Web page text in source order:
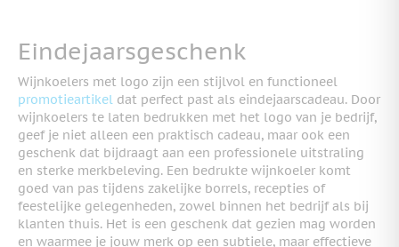
Eindejaarsgeschenk
Wijnkoelers met logo zijn een stijlvol en functioneel
promotieartikel dat perfect past als eindejaarscadeau. Door
wijnkoelers te laten bedrukken met het logo van je bedrijf,
geef je niet alleen een praktisch cadeau, maar ook een
geschenk dat bijdraagt aan een professionele uitstraling
en sterke merkbeleving. Een bedrukte wijnkoeler komt
goed van pas tijdens zakelijke borrels, recepties of
feestelijke gelegenheden, zowel binnen het bedrijf als bij
klanten thuis. Het is een geschenk dat gezien mag worden
en waarmee je jouw merk op een subtiele, maar effectieve